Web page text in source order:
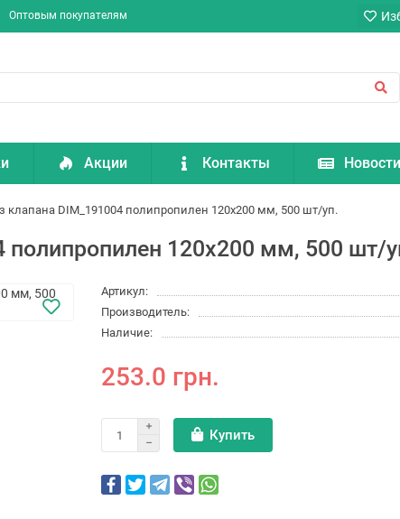
Оптовым покупателям
Акции Контакты Новости
клапана DIM_191004 полипропилен 120x200 мм, 500 шт/уп.
полипропилен 120x200 мм, 500 шт/
Артикул:
Производитель:
Наличие:
253.0 грн.
Купить